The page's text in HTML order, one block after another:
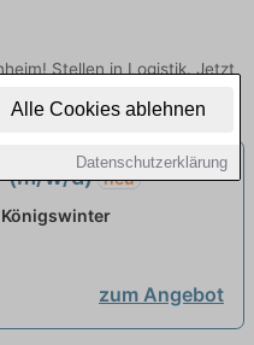
Alle Cookies ablehnen
Datenschutzerklärung
Stellen in Logistik. Jetzt
(m/w/d) neu
zum Angebot